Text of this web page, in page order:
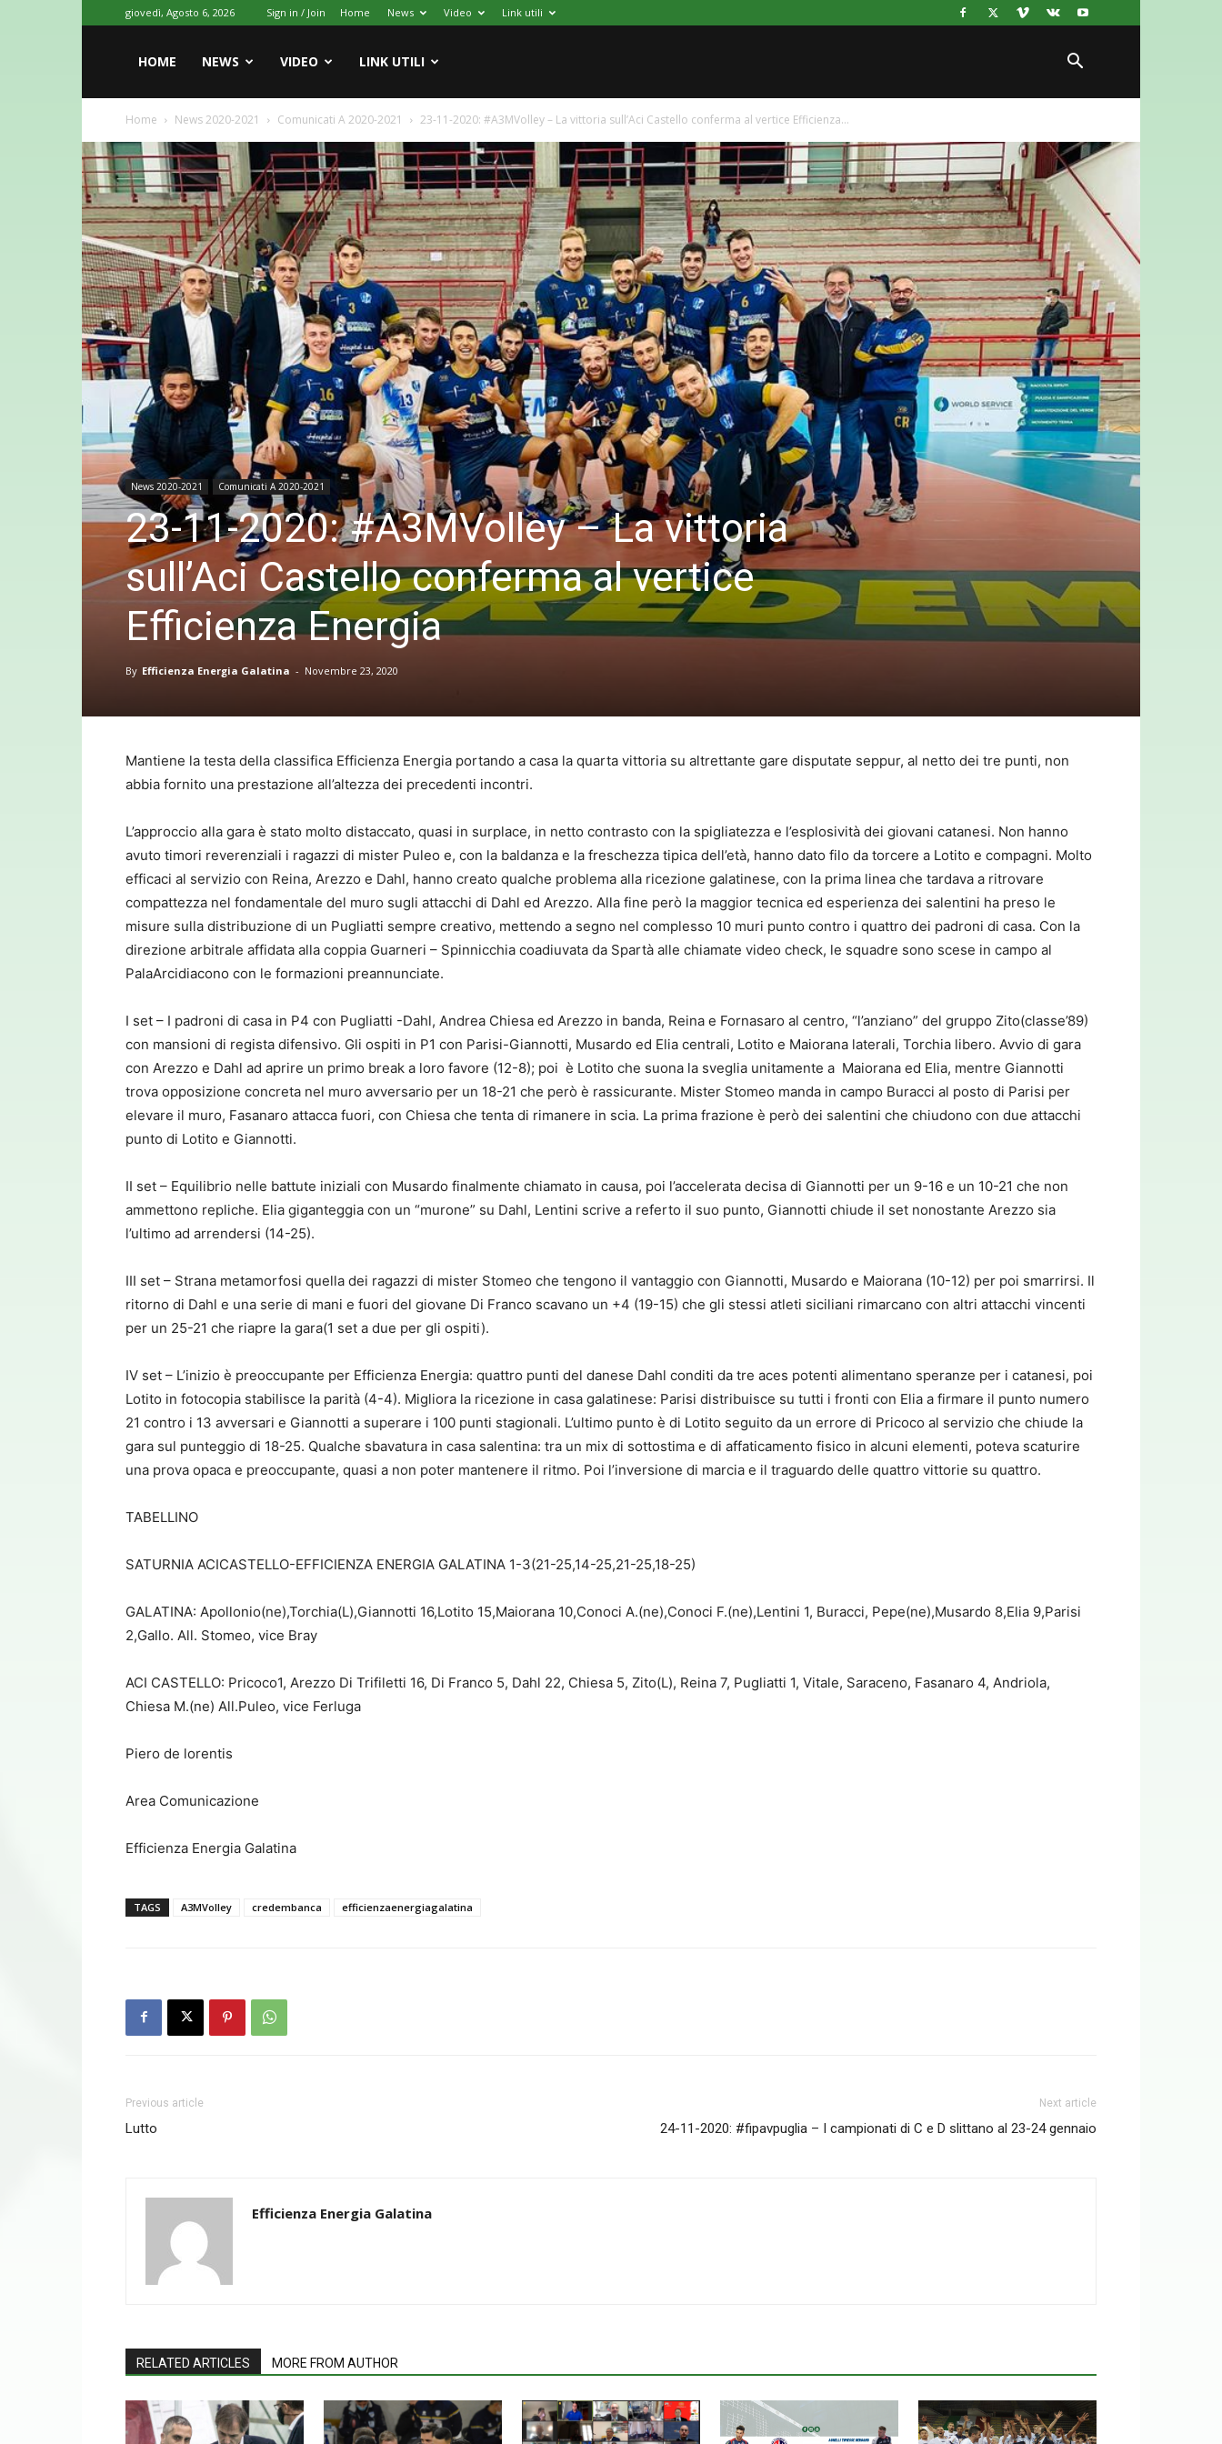
giovedì, Agosto 6, 2026 Sign in / Join Home News Video Link utili
HOME NEWS VIDEO LINK UTILI
Home News 2020-2021 Comunicati A 2020-2021 23-11-2020: #A3MVolley – La vittoria sull’Aci Castello conferma al vertice Efficienza...
News 2020-2021 Comunicati A 2020-2021
23-11-2020: #A3MVolley – La vittoria
sull’Aci Castello conferma al vertice
Efficienza Energia
By Efficienza Energia Galatina - Novembre 23, 2020
Mantiene la testa della classifica Efficienza Energia portando a casa la quarta vittoria su altrettante gare disputate seppur, al netto dei tre punti, non
abbia fornito una prestazione all’altezza dei precedenti incontri.
L’approccio alla gara è stato molto distaccato, quasi in surplace, in netto contrasto con la spigliatezza e l’esplosività dei giovani catanesi. Non hanno
avuto timori reverenziali i ragazzi di mister Puleo e, con la baldanza e la freschezza tipica dell’età, hanno dato filo da torcere a Lotito e compagni. Molto
efficaci al servizio con Reina, Arezzo e Dahl, hanno creato qualche problema alla ricezione galatinese, con la prima linea che tardava a ritrovare
compattezza nel fondamentale del muro sugli attacchi di Dahl ed Arezzo. Alla fine però la maggior tecnica ed esperienza dei salentini ha preso le
misure sulla distribuzione di un Pugliatti sempre creativo, mettendo a segno nel complesso 10 muri punto contro i quattro dei padroni di casa. Con la
direzione arbitrale affidata alla coppia Guarneri – Spinnicchia coadiuvata da Spartà alle chiamate video check, le squadre sono scese in campo al
PalaArcidiacono con le formazioni preannunciate.
I set – I padroni di casa in P4 con Pugliatti -Dahl, Andrea Chiesa ed Arezzo in banda, Reina e Fornasaro al centro, “l’anziano” del gruppo Zito(classe’89)
con mansioni di regista difensivo. Gli ospiti in P1 con Parisi-Giannotti, Musardo ed Elia centrali, Lotito e Maiorana laterali, Torchia libero. Avvio di gara
con Arezzo e Dahl ad aprire un primo break a loro favore (12-8); poi è Lotito che suona la sveglia unitamente a Maiorana ed Elia, mentre Giannotti
trova opposizione concreta nel muro avversario per un 18-21 che però è rassicurante. Mister Stomeo manda in campo Buracci al posto di Parisi per
elevare il muro, Fasanaro attacca fuori, con Chiesa che tenta di rimanere in scia. La prima frazione è però dei salentini che chiudono con due attacchi
punto di Lotito e Giannotti.
II set – Equilibrio nelle battute iniziali con Musardo finalmente chiamato in causa, poi l’accelerata decisa di Giannotti per un 9-16 e un 10-21 che non
ammettono repliche. Elia giganteggia con un “murone” su Dahl, Lentini scrive a referto il suo punto, Giannotti chiude il set nonostante Arezzo sia
l’ultimo ad arrendersi (14-25).
III set – Strana metamorfosi quella dei ragazzi di mister Stomeo che tengono il vantaggio con Giannotti, Musardo e Maiorana (10-12) per poi smarrirsi. Il
ritorno di Dahl e una serie di mani e fuori del giovane Di Franco scavano un +4 (19-15) che gli stessi atleti siciliani rimarcano con altri attacchi vincenti
per un 25-21 che riapre la gara(1 set a due per gli ospiti).
IV set – L’inizio è preoccupante per Efficienza Energia: quattro punti del danese Dahl conditi da tre aces potenti alimentano speranze per i catanesi, poi
Lotito in fotocopia stabilisce la parità (4-4). Migliora la ricezione in casa galatinese: Parisi distribuisce su tutti i fronti con Elia a firmare il punto numero
21 contro i 13 avversari e Giannotti a superare i 100 punti stagionali. L’ultimo punto è di Lotito seguito da un errore di Pricoco al servizio che chiude la
gara sul punteggio di 18-25. Qualche sbavatura in casa salentina: tra un mix di sottostima e di affaticamento fisico in alcuni elementi, poteva scaturire
una prova opaca e preoccupante, quasi a non poter mantenere il ritmo. Poi l’inversione di marcia e il traguardo delle quattro vittorie su quattro.
TABELLINO
SATURNIA ACICASTELLO-EFFICIENZA ENERGIA GALATINA 1-3(21-25,14-25,21-25,18-25)
GALATINA: Apollonio(ne),Torchia(L),Giannotti 16,Lotito 15,Maiorana 10,Conoci A.(ne),Conoci F.(ne),Lentini 1, Buracci, Pepe(ne),Musardo 8,Elia 9,Parisi
2,Gallo. All. Stomeo, vice Bray
ACI CASTELLO: Pricoco1, Arezzo Di Trifiletti 16, Di Franco 5, Dahl 22, Chiesa 5, Zito(L), Reina 7, Pugliatti 1, Vitale, Saraceno, Fasanaro 4, Andriola,
Chiesa M.(ne) All.Puleo, vice Ferluga
Piero de lorentis
Area Comunicazione
Efficienza Energia Galatina
TAGS A3MVolley credembanca efficienzaenergiagalatina
Previous article
Lutto
Next article
24-11-2020: #fipavpuglia – I campionati di C e D slittano al 23-24 gennaio
Efficienza Energia Galatina
RELATED ARTICLES MORE FROM AUTHOR